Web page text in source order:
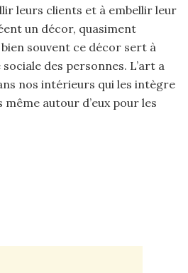
leurs clients et à embellir leur
un décor, quasiment
souvent ce décor sert à
des personnes. L’art a
nos intérieurs qui les intègre
autour d’eux pour les